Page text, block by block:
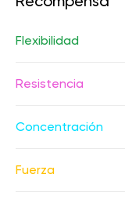
Flexibilidad
Resistencia
Concentración
Fuerza